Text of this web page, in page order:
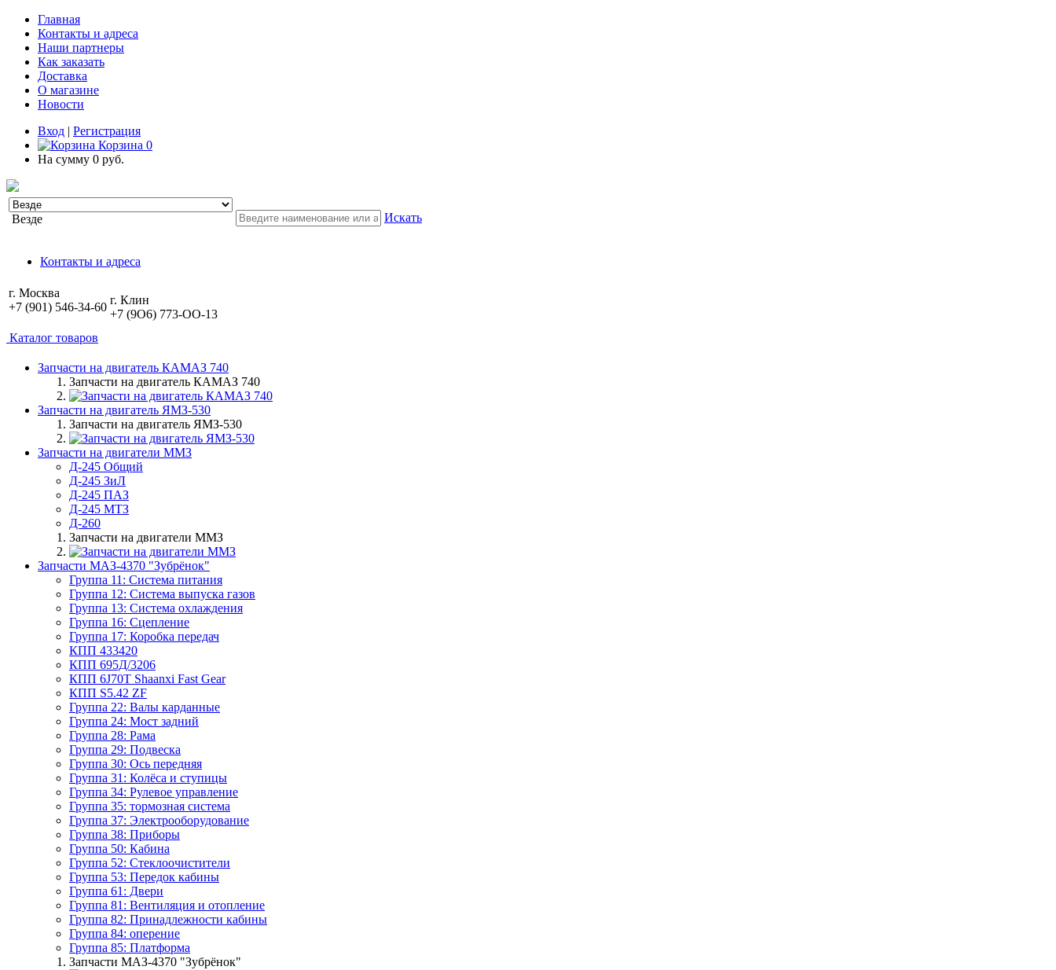
Главная
Контакты и адреса
Наши партнеры
Как заказать
Доставка
О магазине
Новости
Вход | Регистрация
Корзина 0
На сумму 0 руб.
Везде Искать
Контакты и адреса
г. Москва
+7 (901) 546-34-60
г. Клин
+7 (9O6) 773-OO-13
Каталог товаров
Запчасти на двигатель КАМАЗ 740
Запчасти на двигатель КАМАЗ 740
Запчасти на двигатель ЯМЗ-530
Запчасти на двигатель ЯМЗ-530
Запчасти на двигатели ММЗ
Д-245 Общий
Д-245 ЗиЛ
Д-245 ПАЗ
Д-245 МТЗ
Д-260
Запчасти на двигатели ММЗ
Запчасти МАЗ-4370 "Зубрёнок"
Группа 11: Система питания
Группа 12: Система выпуска газов
Группа 13: Система охлаждения
Группа 16: Сцепление
Группа 17: Коробка передач
КПП 433420
КПП 695Д/3206
КПП 6J70T Shaanxi Fast Gear
КПП S5.42 ZF
Группа 22: Валы карданные
Группа 24: Мост задний
Группа 28: Рама
Группа 29: Подвеска
Группа 30: Ось передняя
Группа 31: Колёса и ступицы
Группа 34: Рулевое управление
Группа 35: тормозная система
Группа 37: Электрооборудование
Группа 38: Приборы
Группа 50: Кабина
Группа 52: Стеклоочистители
Группа 53: Передок кабины
Группа 61: Двери
Группа 81: Вентиляция и отопление
Группа 82: Принадлежности кабины
Группа 84: оперение
Группа 85: Платформа
Запчасти МАЗ-4370 "Зубрёнок"